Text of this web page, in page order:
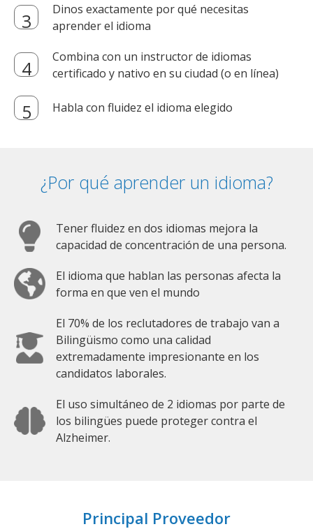
Dinos exactamente por qué necesitas
aprender el idioma
Combina con un instructor de idiomas
certificado y nativo en su ciudad (o en línea)
Habla con fluidez el idioma elegido
¿Por qué aprender un idioma?
Tener fluidez en dos idiomas mejora la
capacidad de concentración de una persona.
El idioma que hablan las personas afecta la
forma en que ven el mundo
El 70% de los reclutadores de trabajo van a
Bilingüismo como una calidad
extremadamente impresionante en los
candidatos laborales.
El uso simultáneo de 2 idiomas por parte de
los bilingües puede proteger contra el
Alzheimer.
Principal Proveedor